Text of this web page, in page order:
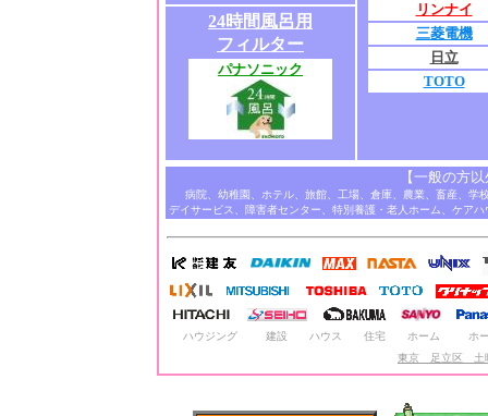
リンナイ
三菱電機
日立
TOTO
24時間風呂用
フィルター
パナソニック
【一般の方
病院、幼稚園、ホテル、旅館、工場、倉庫、農業、畜産、
デイサービス、障害者センター、特別養護・老人ホーム、ケア
ハウジング 建設 ハウス 住宅 ホーム
ホ
東京 足立区 土